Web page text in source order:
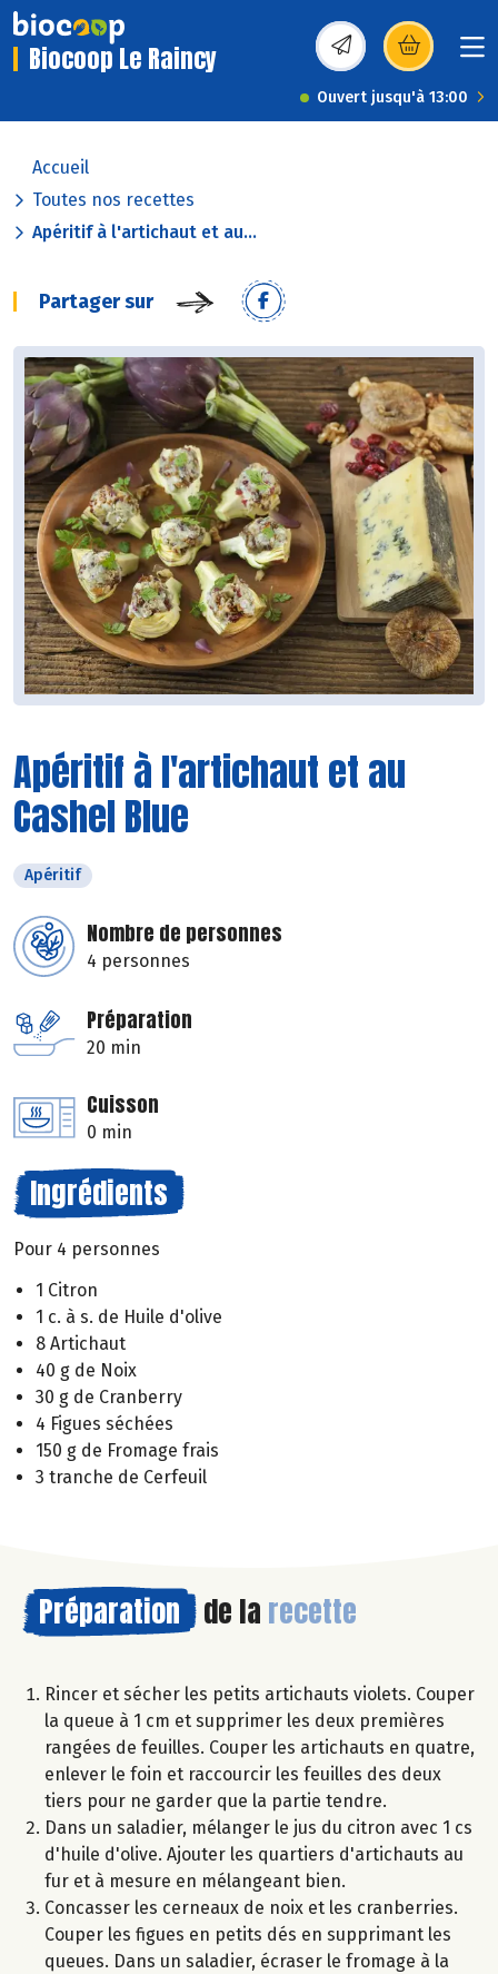
Biocoop Le Raincy (s’ouvre dans une
Ouvert jusqu'à 13:00
Accueil
Toutes nos recettes
Apéritif à l'artichaut et au...
Partager sur
Apéritif à l'artichaut et au
Cashel Blue
Apéritif
Nombre de personnes
4 personnes
Préparation
20 min
Cuisson
0 min
Ingrédients
Pour 4 personnes
1 Citron
1 c. à s. de Huile d'olive
8 Artichaut
40 g de Noix
30 g de Cranberry
4 Figues séchées
150 g de Fromage frais
3 tranche de Cerfeuil
Préparation de la recette
Rincer et sécher les petits artichauts violets. Couper
la queue à 1 cm et supprimer les deux premières
rangées de feuilles. Couper les artichauts en quatre,
enlever le foin et raccourcir les feuilles des deux
tiers pour ne garder que la partie tendre.
Dans un saladier, mélanger le jus du citron avec 1 cs
d'huile d'olive. Ajouter les quartiers d'artichauts au
fur et à mesure en mélangeant bien.
Concasser les cerneaux de noix et les cranberries.
Couper les figues en petits dés en supprimant les
queues. Dans un saladier, écraser le fromage à la